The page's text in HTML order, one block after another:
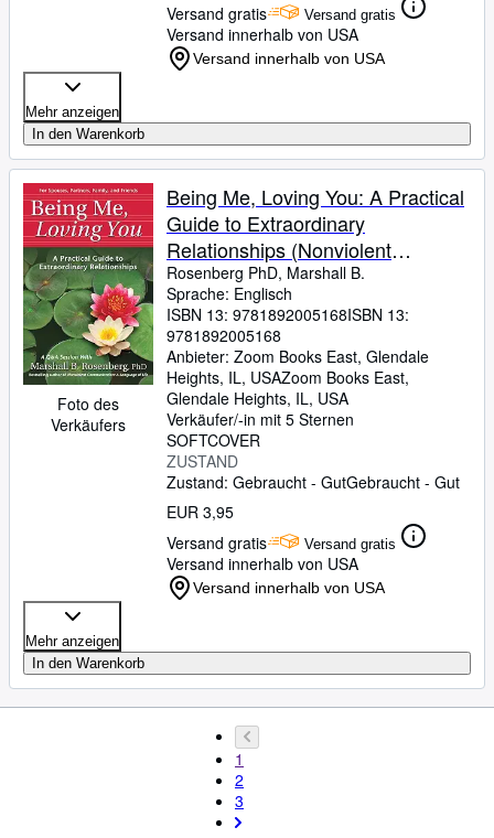
Versand gratis
Versand gratis
Versand innerhalb von USA
Versand innerhalb von USA
Mehr anzeigen
In den Warenkorb
Foto des
Verkäufers
Being Me, Loving You: A Practical
Guide to Extraordinary
Relationships (Nonviolent
Communication Guides)
Rosenberg PhD, Marshall B.
Sprache: Englisch
ISBN 13: 9781892005168ISBN 13:
9781892005168
Anbieter: Zoom Books East, Glendale
Heights, IL, USAZoom Books East,
Glendale Heights, IL, USA
Verkäufer/-in mit 5 Sternen
SOFTCOVER
ZUSTAND
Zustand: Gebraucht - GutGebraucht - Gut
EUR 3,95
Versand gratis
Versand gratis
Versand innerhalb von USA
Versand innerhalb von USA
Mehr anzeigen
In den Warenkorb
1
2
3